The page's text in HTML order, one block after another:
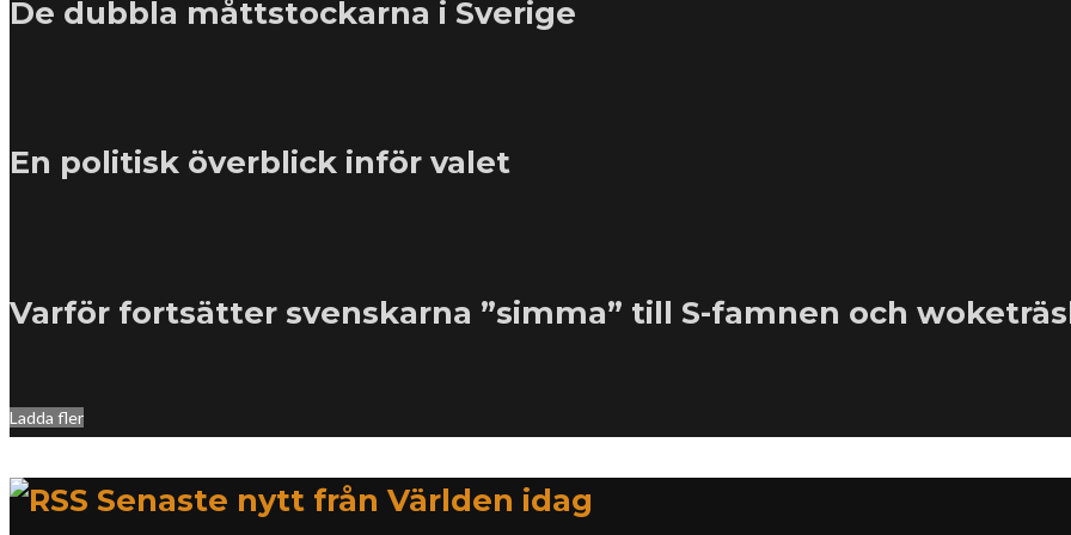
De dubbla måttstockarna i Sverige
En politisk överblick inför valet
Varför fortsätter svenskarna ”simma” till S-famnen och
Ladda fler
Senaste nytt från Världen idag